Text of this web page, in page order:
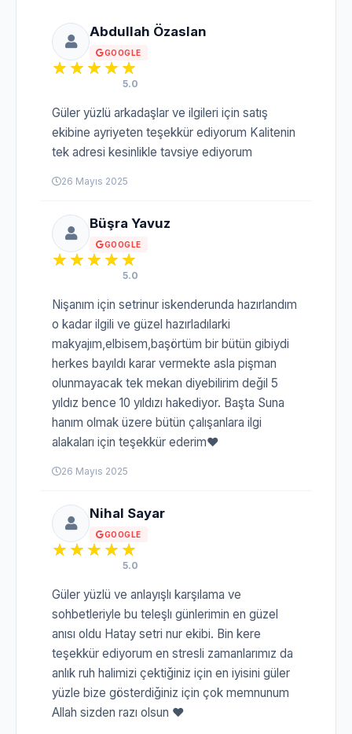
Abdullah Özaslan
GOOGLE
5.0
Güler yüzlü arkadaşlar ve ilgileri için satış
ekibine ayriyeten teşekkür ediyorum Kalitenin
tek adresi kesinlikle tavsiye ediyorum
26 Mayıs 2025
Büşra Yavuz
GOOGLE
5.0
Nişanım için setrinur iskenderunda hazırlandım
o kadar ilgili ve güzel hazırladılarki
makyajım,elbisem,başörtüm bir bütün gibiydi
herkes bayıldı karar vermekte asla pişman
olunmayacak tek mekan diyebilirim değil 5
yıldız bence 10 yıldızı hakediyor. Başta Suna
hanım olmak üzere bütün çalışanlara ilgi
alakaları için teşekkür ederim❤️
26 Mayıs 2025
Nihal Sayar
GOOGLE
5.0
Güler yüzlü ve anlayışlı karşılama ve
sohbetleriyle bu teleşlı günlerimin en güzel
anısı oldu Hatay setri nur ekibi. Bin kere
teşekkür ediyorum en stresli zamanlarımız da
anlık ruh halimizi çektiğiniz için en iyisini güler
yüzle bize gösterdiğiniz için çok memnunum
Allah sizden razı olsun ❤️